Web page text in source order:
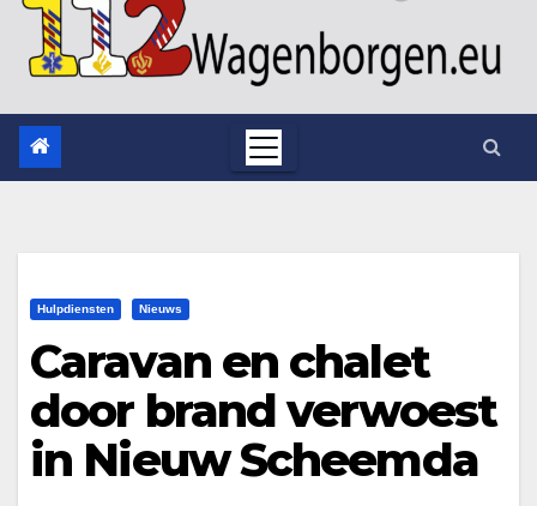
Hulpdiensten Nieuws
Caravan en chalet
door brand verwoest
in Nieuw Scheemda